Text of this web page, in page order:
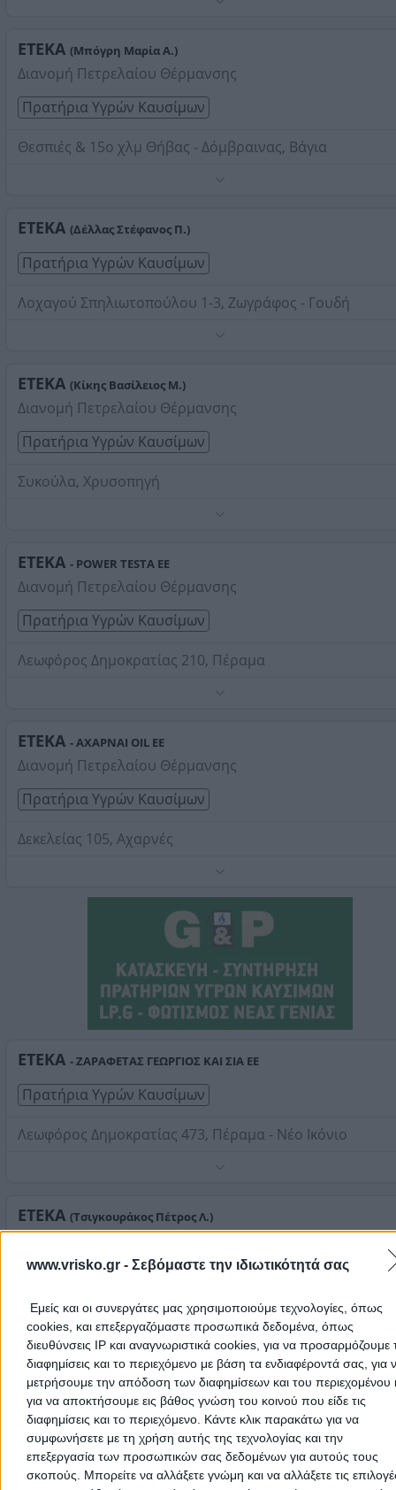
www.vrisko.gr - Σεβόμαστε την ιδιωτικότητά σας
Εμείς και οι συνεργάτες μας χρησιμοποιούμε τεχνολογίες, όπως
cookies, και επεξεργαζόμαστε προσωπικά δεδομένα, όπως
διευθύνσεις IP και αναγνωριστικά cookies, για να προσαρμόζουμε
διαφημίσεις και το περιεχόμενο με βάση τα ενδιαφέροντά σας, για
μετρήσουμε την απόδοση των διαφημίσεων και του περιεχομένου
για να αποκτήσουμε εις βάθος γνώση του κοινού που είδε τις
διαφημίσεις και το περιεχόμενο. Κάντε κλικ παρακάτω για να
συμφωνήσετε με τη χρήση αυτής της τεχνολογίας και την
επεξεργασία των προσωπικών σας δεδομένων για αυτούς τους
σκοπούς. Μπορείτε να αλλάξετε γνώμη και να αλλάξετε τις
ΕΤΕΚΑ (Μπόγρη Μαρία Α.)
Διανομή Πετρελαίου Θέρμανσης
Πρατήρια Υγρών Καυσίμων
Θεσπιές & 15ο χλμ Θήβας - Δόμβραινας, Βάγια
ΕΤΕΚΑ (Δέλλας Στέφανος Π.)
Πρατήρια Υγρών Καυσίμων
Λοχαγού Σπηλιωτοπούλου 1-3, Ζωγράφος - Γουδή
ΕΤΕΚΑ (Κίκης Βασίλειος Μ.)
Διανομή Πετρελαίου Θέρμανσης
Πρατήρια Υγρών Καυσίμων
Συκούλα, Χρυσοπηγή
ΕΤΕΚΑ - POWER TESTA ΕΕ
Διανομή Πετρελαίου Θέρμανσης
Πρατήρια Υγρών Καυσίμων
Λεωφόρος Δημοκρατίας 210, Πέραμα
ΕΤΕΚΑ - ΑΧΑΡΝΑΙ OIL EE
Διανομή Πετρελαίου Θέρμανσης
Πρατήρια Υγρών Καυσίμων
Δεκελείας 105, Αχαρνές
Στοιχεία αναζήτησης:Βενζινάδικα ΕΤΕΚΑ
ΕΤΕΚΑ - ΖΑΡΑΦΕΤΑΣ ΓΕΩΡΓΙΟΣ ΚΑΙ ΣΙΑ ΕΕ
Πρατήρια Υγρών Καυσίμων
Λεωφόρος Δημοκρατίας 473, Πέραμα - Νέο Ικόνιο
ΕΤΕΚΑ (Τσιγκουράκος Πέτρος Λ.)
Πρατήρια Υγρών Καυσίμων
Λίμνη, Γύθειο
Πρατήριο υγρών καυσίμων και υγραερίου, διανομή
πετρελαίου θέρμανσης, ηλεκτρολογείο ( servise air
condition, αλλαγή λαδιών, μίζα, δυναμό, μπαταριά κ.α ),
πλυντήριο αυτοκίνητων, αναψυκτήριο, καφέ.
Τηλέφωνο: 2733091188
Στοιχεία αναζήτησης: Βενζινάδικα ΕΤΕΚΑ
ETEKA - ΑΦΟΙ ΒΑΘΗ ΟΕ
Διανομή Πετρελαίου Θέρμανσης
Πρατήρια Υγρών Καυσίμων